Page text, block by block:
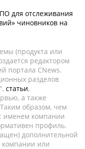
для отслеживания
чиновников на
(продукта или
редактором
портала CNews.
разделов
статьи,
а также
образом, чем
именем компании
профиль.
дополнительной
или